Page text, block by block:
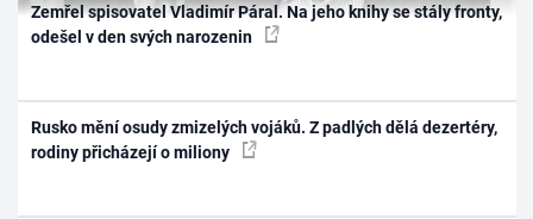
Zemřel spisovatel Vladimír Páral. Na jeho knihy se stály fronty,
odešel v den svých narozenin
Rusko mění osudy zmizelých vojáků. Z padlých dělá dezertéry,
rodiny přicházejí o miliony